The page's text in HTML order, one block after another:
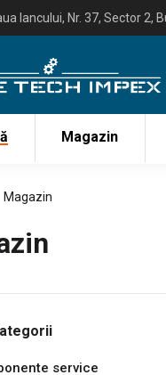
Iancului, Nr. 37, Sector 2,
Magazin
Magazin
service